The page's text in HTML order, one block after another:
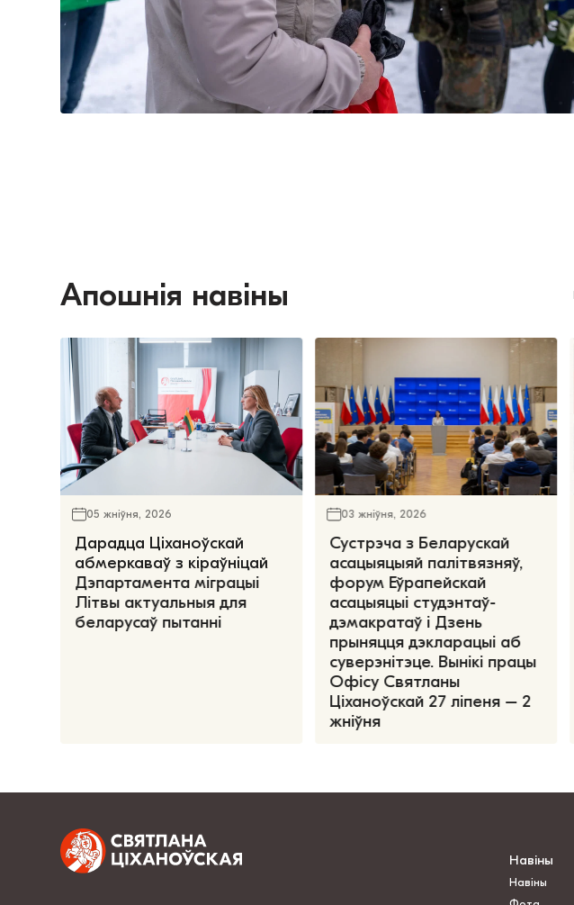
Апошнія навіны
05 жніўня, 2026
Дарадца Ціханоўскай
абмеркаваў з кіраўніцай
Дэпартамента міграцыі
Літвы актуальныя для
беларусаў пытанні
03 жніўня, 2026
Сустрэча з Беларускай
асацыяцыяй палітвязняў,
форум Еўрапейскай
асацыяцыі студэнтаў-
дэмакратаў і Дзень
прыняцця дэкларацыі аб
суверэнітэце. Вынікі працы
Офісу Святланы
Ціханоўскай 27 ліпеня – 2
жніўня
Навіны
Навіны